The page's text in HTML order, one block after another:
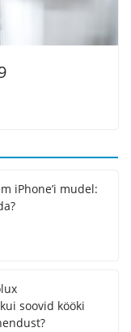
iPhone’i mudel:
soovid kööki